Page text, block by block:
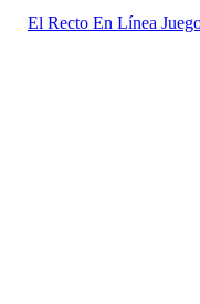
El Recto En Línea